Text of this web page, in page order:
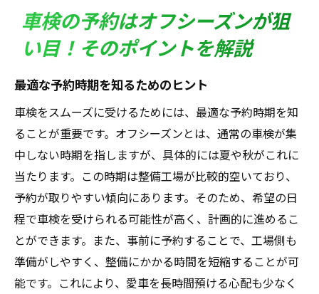
車検の予約はオフシーズンが狙
い目！そのポイントを解説
最適な予約時期を知るためのヒント
車検をスムーズに受けるためには、最適な予約時期を知
ることが重要です。オフシーズンとは、通常の車検が集
中しない時期を指しますが、具体的には夏や秋がこれに
当たります。この時期は整備工場が比較的空いており、
予約が取りやすい傾向にあります。そのため、希望の日
程で車検を受けられる可能性が高く、計画的に進めるこ
とができます。また、事前に予約することで、工場側も
準備がしやすく、整備にかかる時間を短縮することが可
能です。これにより、愛車を長時間預ける心配も少なく